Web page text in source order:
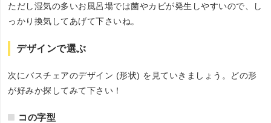
ただし湿気の多いお風呂場では菌やカビが発生しやすいので、し
っかり換気してあげて下さいね。
デザインで選ぶ
次にバスチェアのデザイン (形状) を見ていきましょう。どの形
が好みか探してみて下さい！
コの字型